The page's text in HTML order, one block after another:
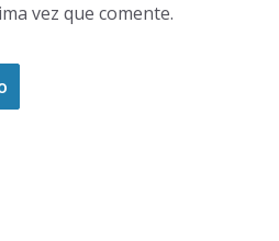
vez que comente.